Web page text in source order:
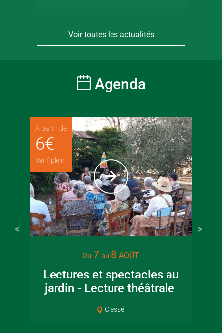
Voir toutes les actualités
Agenda
À partir de
6€
Tarif plein
Du 7 au 8 AOÛT
Lectures et spectacles au
jardin - Lecture théâtrale
Clessé